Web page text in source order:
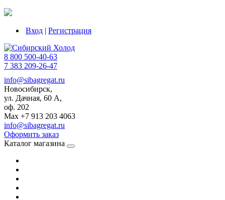
Вход | Регистрация
8 800 500-40-63
7 383 209-26-47
info@sibagregat.ru
Новосибирск,
ул. Дачная, 60 А,
оф. 202
Max +7 913 203 4063
info@sibagregat.ru
Оформить заказ
Каталог магазина